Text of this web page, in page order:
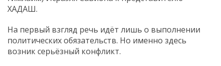
ХАДАШ.
На первый взгляд речь идёт лишь о выполнении
политических обязательств. Но именно здесь
возник серьёзный конфликт.